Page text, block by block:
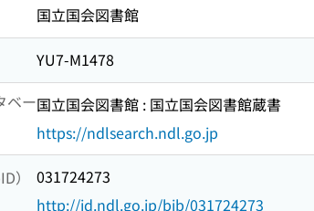
国立国会図書館
YU7-M1478
ベー国立国会図書館 : 国立国会図書館蔵書
https://ndlsearch.ndl.go.jp
）
031724273
http://id.ndl.go.jp/bib/031724273